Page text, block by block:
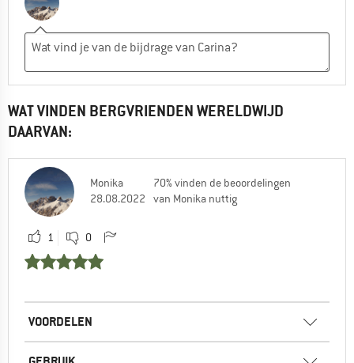
WAT VINDEN BERGVRIENDEN WERELDWIJD
DAARVAN:
Monika
28.08.2022
70% vinden de beoordelingen
van Monika nuttig
1 0
VOORDELEN